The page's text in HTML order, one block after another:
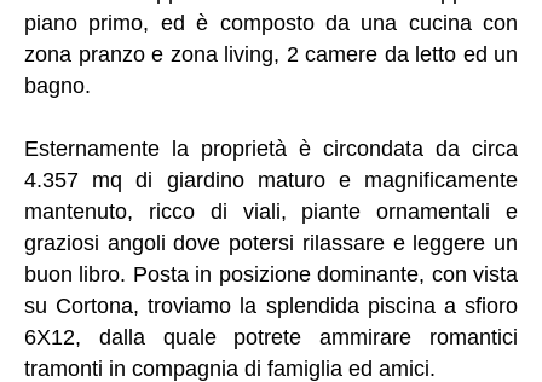
piano primo, ed è composto da una cucina con
zona pranzo e zona living, 2 camere da letto ed un
bagno.
Esternamente la proprietà è circondata da circa
4.357 mq di giardino maturo e magnificamente
mantenuto, ricco di viali, piante ornamentali e
graziosi angoli dove potersi rilassare e leggere un
buon libro. Posta in posizione dominante, con vista
su Cortona, troviamo la splendida piscina a sfioro
6X12, dalla quale potrete ammirare romantici
tramonti in compagnia di famiglia ed amici.